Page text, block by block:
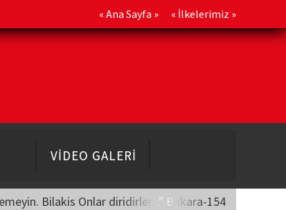
« Ana Sayfa » « İlkelerimiz »
VİDEO GALERİ
Bilakis Onlar diridirler..." Bakara-154